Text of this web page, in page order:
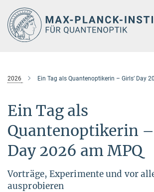
Hauptinhalt
2026 Ein Tag als Quantenoptikerin – Girls’ Day
Ein Tag als
Quantenoptikerin –
Day 2026 am MPQ
Vorträge, Experimente und vor
ausprobieren